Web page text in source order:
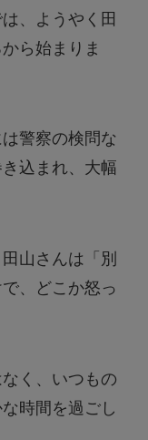
、ようやく田
ら始まりま
警察の検問な
込まれ、大幅
山さんは「別
、どこか怒っ
く、いつもの
時間を過ごし